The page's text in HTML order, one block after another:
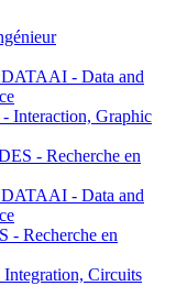
- Data and
Interaction, Graphic
- Recherche en
- Data and
- Recherche en
Circuits